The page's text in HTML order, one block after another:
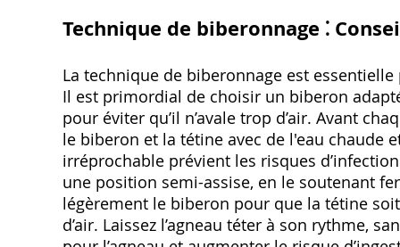
Technique de biberonnage ⁚
La technique de biberonnage est
Il est primordial de choisir un biberon
pour éviter qu’il n’avale trop d’air. Avant
le biberon et la tétine avec de l'eau chaude
irréprochable prévient les risques
une position semi-assise, en le soutenant
légèrement le biberon pour que la tétine
d’air. Laissez l’agneau téter à son rythme,